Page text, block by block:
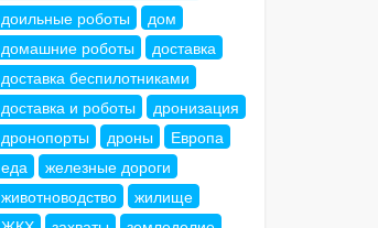
доильные роботы
дом
домашние роботы
доставка
доставка беспилотниками
доставка и роботы
дронизация
дронопорты
дроны
Европа
еда
железные дороги
животноводство
жилище